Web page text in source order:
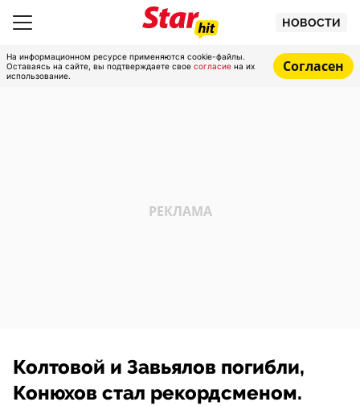
НОВОСТИ
На информационном ресурсе применяются cookie-файлы.
Оставаясь на сайте, вы подтверждаете свое согласие на их
использование.
Согласен
Колтовой и Завьялов погибли,
Конюхов стал рекордсменом.